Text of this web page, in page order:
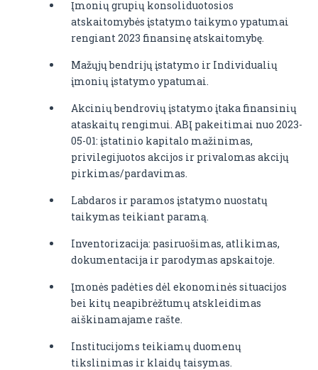
Įmonių grupių konsoliduotosios
atskaitomybės įstatymo taikymo ypatumai
rengiant 2023 finansinę atskaitomybę.
Mažųjų bendrijų įstatymo ir Individualių
įmonių įstatymo ypatumai.
Akcinių bendrovių įstatymo įtaka finansinių
ataskaitų rengimui. ABĮ pakeitimai nuo 2023-
05-01: įstatinio kapitalo mažinimas,
privilegijuotos akcijos ir privalomas akcijų
pirkimas/pardavimas.
Labdaros ir paramos įstatymo nuostatų
taikymas teikiant paramą.
Inventorizacija: pasiruošimas, atlikimas,
dokumentacija ir parodymas apskaitoje.
Įmonės padėties dėl ekonominės situacijos
bei kitų neapibrėžtumų atskleidimas
aiškinamajame rašte.
Institucijoms teikiamų duomenų
tikslinimas ir klaidų taisymas.